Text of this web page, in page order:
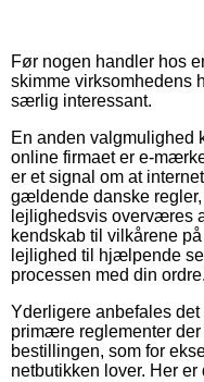
Før nogen handler hos
skimme virksomhedens
særlig interessant.
En anden valgmulighed
online firmaet er e-
er et signal om at
gældende danske
lejlighedsvis overværes
kendskab til vilkårene
lejlighed til hjælpende
processen med din ordre.
Yderligere anbefales
primære reglementer
bestillingen, som for
netbutikken lover. Her